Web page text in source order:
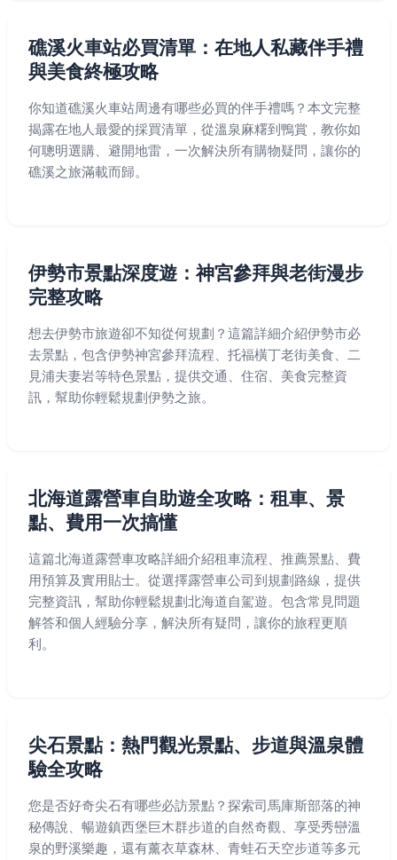
礁溪火車站必買清單：在地人私藏伴手禮
與美食終極攻略
你知道礁溪火車站周邊有哪些必買的伴手禮嗎？本文完整
揭露在地人最愛的採買清單，從溫泉麻糬到鴨賞，教你如
何聰明選購、避開地雷，一次解決所有購物疑問，讓你的
礁溪之旅滿載而歸。
伊勢市景點深度遊：神宮參拜與老街漫步
完整攻略
想去伊勢市旅遊卻不知從何規劃？這篇詳細介紹伊勢市必
去景點，包含伊勢神宮參拜流程、托福橫丁老街美食、二
見浦夫妻岩等特色景點，提供交通、住宿、美食完整資
訊，幫助你輕鬆規劃伊勢之旅。
北海道露營車自助遊全攻略：租車、景
點、費用一次搞懂
這篇北海道露營車攻略詳細介紹租車流程、推薦景點、費
用預算及實用貼士。從選擇露營車公司到規劃路線，提供
完整資訊，幫助你輕鬆規劃北海道自駕遊。包含常見問題
解答和個人經驗分享，解決所有疑問，讓你的旅程更順
利。
尖石景點：熱門觀光景點、步道與溫泉體
驗全攻略
您是否好奇尖石有哪些必訪景點？探索司馬庫斯部落的神
秘傳說、暢遊鎮西堡巨木群步道的自然奇觀、享受秀巒溫
泉的野溪樂趣，還有薰衣草森林、青蛙石天空步道等多元